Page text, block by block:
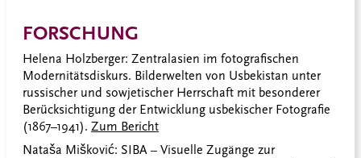
FORSCHUNG
Helena Holzberger: Zentralasien im fotografischen
Modernitätsdiskurs. Bilderwelten von Usbekistan unter
russischer und sowjetischer Herrschaft mit besonderer
Berücksichtigung der Entwicklung usbekischer Fotografie
(1867–1941). Zum Bericht
Nataša Mišković: SIBA – Visuelle Zugänge zur